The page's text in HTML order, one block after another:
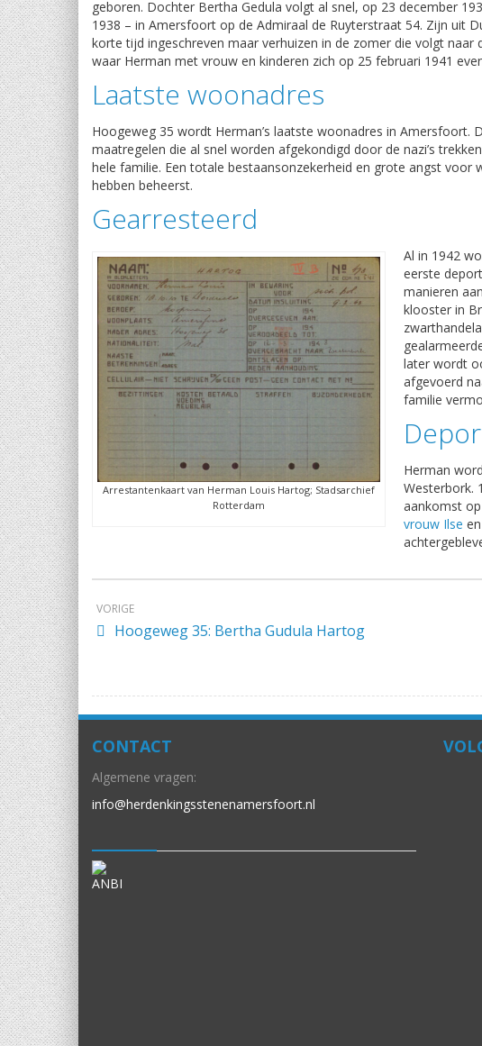
geboren. Dochter Bertha Gedula volgt al snel, op 23 december
1938 – in Amersfoort op de Admiraal de Ruyterstraat 54. Zijn uit
korte tijd ingeschreven maar verhuizen in de zomer die volgt naar
waar Herman met vrouw en kinderen zich op 25 februari 1941
Laatste woonadres
Hoogeweg 35 wordt Herman’s laatste woonadres in Amersfoort.
maatregelen die al snel worden afgekondigd door de nazi’s
hele familie. Een totale bestaansonzekerheid en grote angst
hebben beheerst.
Gearresteerd
Arrestantenkaart van Herman Louis Hartog; Stadsarchief
Rotterdam
Al in 1942
eerste
manieren
klooster in
later wordt
afgevoerd
familie
Herman
Westerbork.
aankomst
vrouw Ilse
VORIGE
Hoogeweg 35: Bertha Gudula Hartog
CONTACT
Algemene vragen:
info@herdenkingsstenenamersfoort.nl